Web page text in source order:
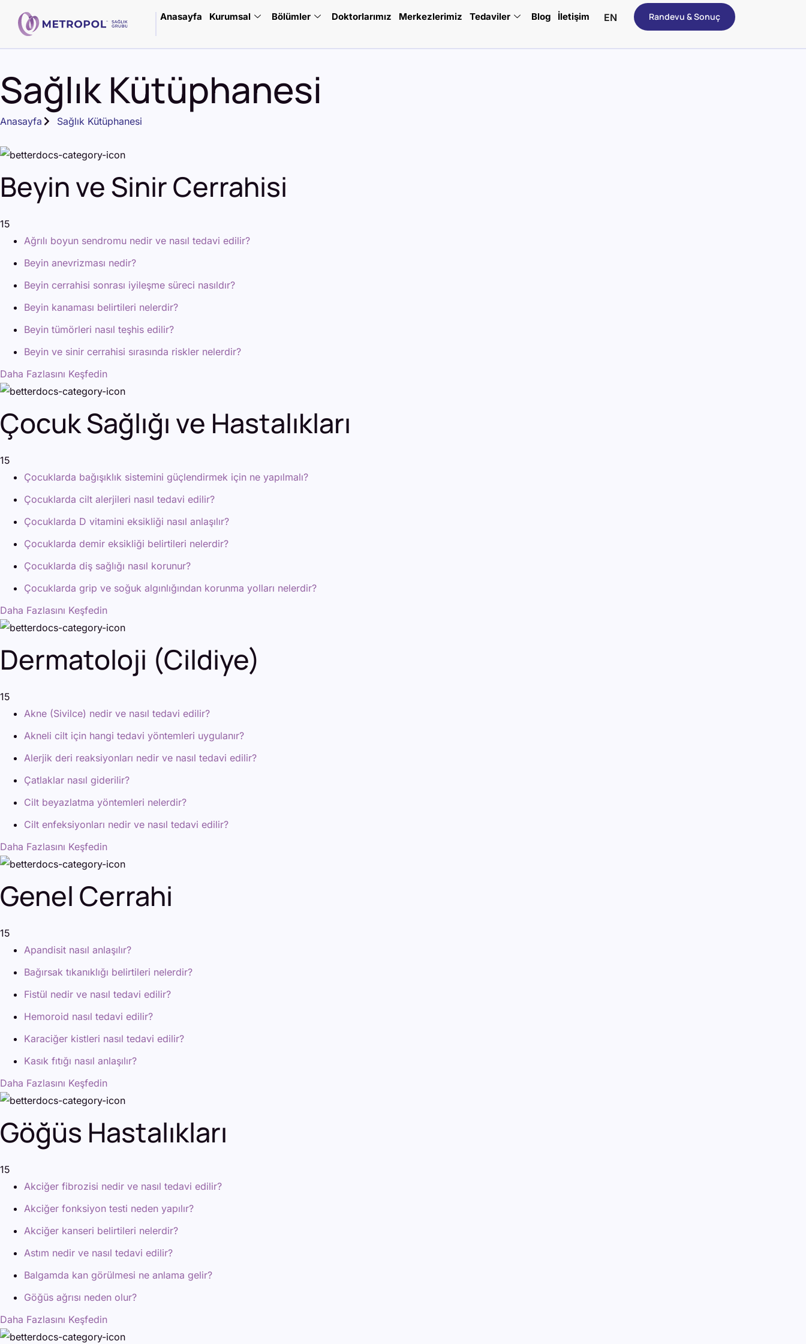
Anasayfa Kurumsal Bölümler Doktorlarımız Merkezlerimiz Tedaviler Blog İletişim EN Randevu & Sonuç
Sağlık Kütüphanesi
Anasayfa Sağlık Kütüphanesi
Beyin ve Sinir Cerrahisi
15
Ağrılı boyun sendromu nedir ve nasıl tedavi edilir?
Beyin anevrizması nedir?
Beyin cerrahisi sonrası iyileşme süreci nasıldır?
Beyin kanaması belirtileri nelerdir?
Beyin tümörleri nasıl teşhis edilir?
Beyin ve sinir cerrahisi sırasında riskler nelerdir?
Daha Fazlasını Keşfedin
Çocuk Sağlığı ve Hastalıkları
15
Çocuklarda bağışıklık sistemini güçlendirmek için ne yapılmalı?
Çocuklarda cilt alerjileri nasıl tedavi edilir?
Çocuklarda D vitamini eksikliği nasıl anlaşılır?
Çocuklarda demir eksikliği belirtileri nelerdir?
Çocuklarda diş sağlığı nasıl korunur?
Çocuklarda grip ve soğuk algınlığından korunma yolları nelerdir?
Daha Fazlasını Keşfedin
Dermatoloji (Cildiye)
15
Akne (Sivilce) nedir ve nasıl tedavi edilir?
Akneli cilt için hangi tedavi yöntemleri uygulanır?
Alerjik deri reaksiyonları nedir ve nasıl tedavi edilir?
Çatlaklar nasıl giderilir?
Cilt beyazlatma yöntemleri nelerdir?
Cilt enfeksiyonları nedir ve nasıl tedavi edilir?
Daha Fazlasını Keşfedin
Genel Cerrahi
15
Apandisit nasıl anlaşılır?
Bağırsak tıkanıklığı belirtileri nelerdir?
Fistül nedir ve nasıl tedavi edilir?
Hemoroid nasıl tedavi edilir?
Karaciğer kistleri nasıl tedavi edilir?
Kasık fıtığı nasıl anlaşılır?
Daha Fazlasını Keşfedin
Göğüs Hastalıkları
15
Akciğer fibrozisi nedir ve nasıl tedavi edilir?
Akciğer fonksiyon testi neden yapılır?
Akciğer kanseri belirtileri nelerdir?
Astım nedir ve nasıl tedavi edilir?
Balgamda kan görülmesi ne anlama gelir?
Göğüs ağrısı neden olur?
Daha Fazlasını Keşfedin